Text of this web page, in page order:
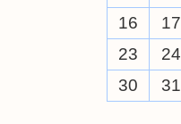
16
17
23
24
30
31